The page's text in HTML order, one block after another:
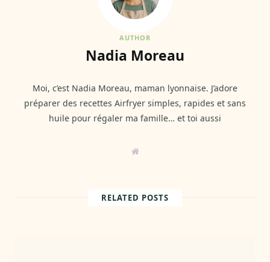
AUTHOR
Nadia Moreau
Moi, c’est Nadia Moreau, maman lyonnaise. J’adore
préparer des recettes Airfryer simples, rapides et sans
huile pour régaler ma famille… et toi aussi
W
RELATED POSTS